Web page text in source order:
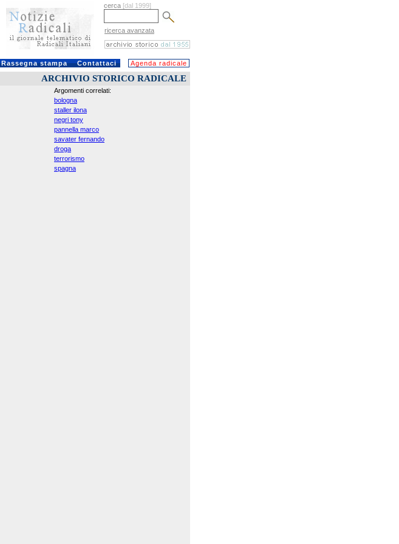
cerca [dal 1999]
ricerca avanzata
Rassegna stampa Contattaci Agenda radicale
ARCHIVIO STORICO RADICALE
Argomenti correlati:
bologna
staller ilona
negri tony
pannella marco
savater fernando
droga
terrorismo
spagna